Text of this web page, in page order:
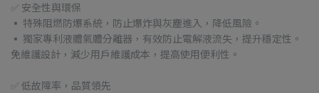
✅ 安全性與環保
▪ 特殊阻燃防爆系統，防止爆炸與灰塵進入，降低風險。
▪ 獨家專利液體氣體分離器，有效防止電解液流失，提升穩定性。
免維護設計，減少用戶維護成本，提高使用便利性。
✅ 低故障率，品質領先